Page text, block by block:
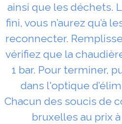
ainsi que les déchets.
fini, vous n’aurez qu’à
reconnecter.
vérifiez que la
1 bar. Pour terminer,
dans l'optique
Chacun des soucis de
bruxelles au prix